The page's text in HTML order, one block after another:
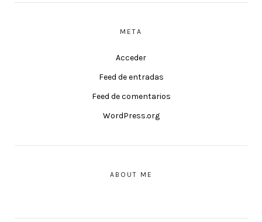
META
Acceder
Feed de entradas
Feed de comentarios
WordPress.org
ABOUT ME